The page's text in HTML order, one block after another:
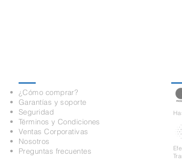
¿Cómo comprar?
Garantías y soporte
Seguridad
Términos y Condiciones
Ventas Corporativas
Nosotros
Preguntas frecuentes